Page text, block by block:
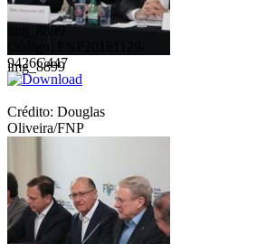
img_8899
img_8899
9426C447
Crédito: Douglas
Oliveira/FNP